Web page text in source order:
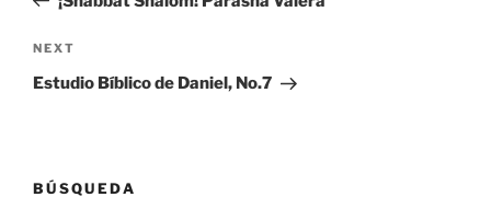
Next
Post
NEXT
Estudio Bíblico de Daniel, No.7
BÚSQUEDA